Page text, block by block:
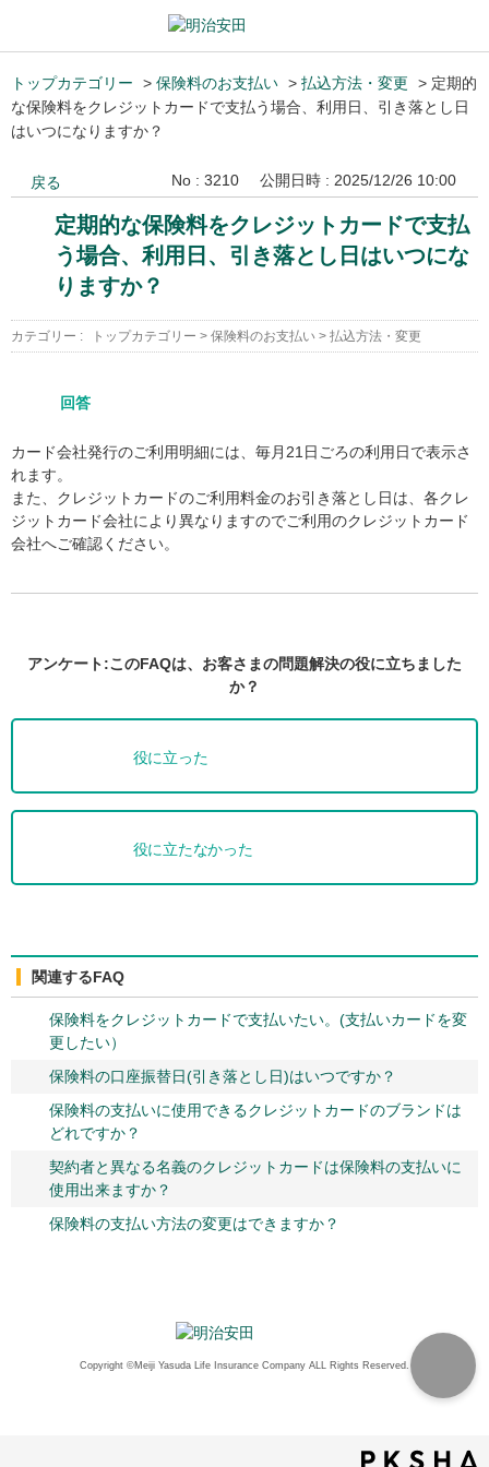
トップカテゴリー > 保険料のお支払い > 払込方法・変更 > 定期的
な保険料をクレジットカードで支払う場合、利用日、引き落とし日
はいつになりますか？
戻る No : 3210 公開日時 : 2025/12/26 10:00
定期的な保険料をクレジットカードで支払
う場合、利用日、引き落とし日はいつにな
りますか？
カテゴリー : トップカテゴリー > 保険料のお支払い > 払込方法・変更
回答
カード会社発行のご利用明細には、毎月21日ごろの利用日で表示さ
れます。
また、クレジットカードのご利用料金のお引き落とし日は、各クレ
ジットカード会社により異なりますのでご利用のクレジットカード
会社へご確認ください。
アンケート:このFAQは、お客さまの問題解決の役に立ちました
か？
役に立った
役に立たなかった
関連するFAQ
保険料をクレジットカードで支払いたい。(支払いカードを変
更したい）
保険料の口座振替日(引き落とし日)はいつですか？
保険料の支払いに使用できるクレジットカードのブランドは
どれですか？
契約者と異なる名義のクレジットカードは保険料の支払いに
使用出来ますか？
保険料の支払い方法の変更はできますか？
Copyright ©Meiji Yasuda Life Insurance Company ALL Rights Reserved.